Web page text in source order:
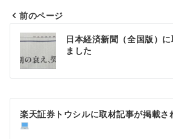
投
稿
ナ
ビ
ゲ
前のページ
日本経済新聞（全国版）
ました
楽天証券トウシルに取材記事が掲載さ